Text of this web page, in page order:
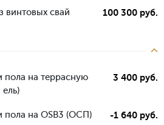
винтовых свай 100 300 руб.
пола на террасную
3 400 руб.
пола на OSB3 (ОСП) -1 640 руб.